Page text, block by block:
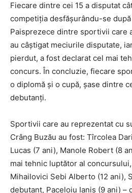
Fiecare dintre cei 15 a disputat
competiția desfășurându-se
Paisprezece dintre sportivii care
au câștigat meciurile disputate,
pierdut, a fost declarat cel mai
concurs. În concluzie, fiecare
o diplomă și o cupă, șase dintre
debutanți.
Sportivii care au reprezentat cu
Crâng Buzău au fost: Tîrcolea
Lucas (7 ani), Manole Robert (8
mai tehnic luptător al
Mihailovici Sebi Alberto (12 ani),
debutant, Paceloiu Ianis (9 ani) –